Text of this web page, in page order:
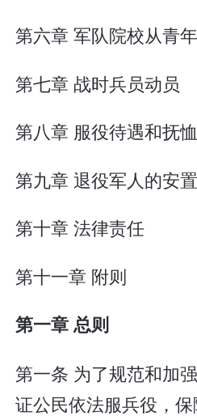
第六章 军队院校从青
第七章 战时兵员动员
第八章 服役待遇和抚
第九章 退役军人的安置
第十章 法律责任
第十一章 附则
第一章 总则
第一条 为了规范和加
证公民依法服兵役，